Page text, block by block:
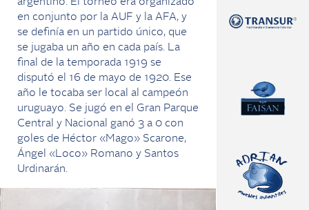
en conjunto por la AUF y la AFA, y
se definía en un partido único, que
se jugaba un año en cada país. La
final de la temporada 1919 se
disputó el 16 de mayo de 1920. Ese
año le tocaba ser local al campeón
uruguayo. Se jugó en el Gran Parque
Central y Nacional ganó 3 a 0 con
goles de Héctor «Mago» Scarone,
Ángel «Loco» Romano y Santos
Urdinarán.